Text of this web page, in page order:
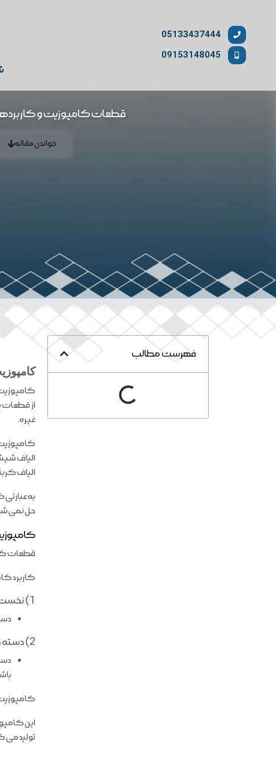
05133437444
09153148045
قطعات کامپوزیت و
خواندن مقاله
فهرست مطالب
از
غیره.
الیاف
الیاف
به
حل نمی
قطعات
کاربرد
1) نخست آنهایی که صرفاً در ساخت قطعات تزئینی به کار می روند و نیاز به مقاومت چندان بالایی ندارند.
2) دسته دیگر آنهایی که کاربرد نیمه باربر دارند و لازم است تا مقاومت مکانیکی نسبتاً بالایی از خود نشان دهند.
این
تولید می